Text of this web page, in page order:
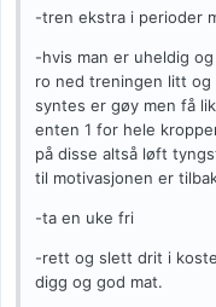
-tren ekstra i perioder
-hvis man er uheldig
ro ned treningen litt
syntes er gøy men få
enten 1 for hele
på disse altså løft
til motivasjonen er
-ta en uke fri
-rett og slett drit i
digg og god mat.